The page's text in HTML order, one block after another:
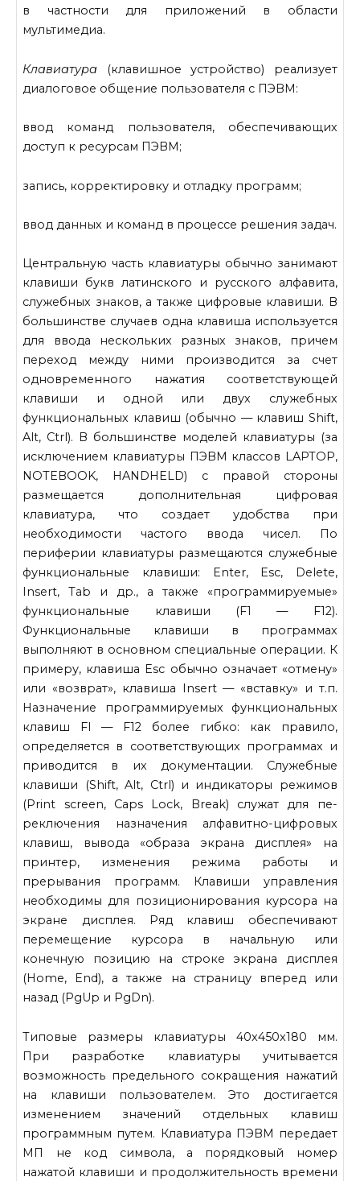
в частности для приложений в области
мультимедиа.
Клавиатура
(клавишное устройство) реализует
диалоговое общение пользователя с ПЭВМ:
ввод команд пользователя, обеспечивающих
доступ к ресурсам ПЭВМ;
запись, корректировку и отладку программ;
ввод данных и команд в процессе решения задач.
Центральную часть клавиатуры обычно занимают
клавиши букв латинского и русского алфавита,
служебных знаков, а также цифровые клавиши. В
большинстве случаев одна клавиша используется
для ввода нескольких разных знаков, причем
переход между ними производится за счет
одновременного нажатия соответ­ствующей
клавиши и одной или двух служебных
функциональных клавиш (обычно — клавиш Shift,
Alt, Ctrl). В большинстве моделей клавиатуры (за
исключением клавиатуры ПЭВМ классов LAPTOP,
NOTEBOOK, HANDHELD) с правой стороны
размещается дополни­тельная цифровая
клавиатура, что создает удобства при
необходимо­сти частого ввода чисел. По
периферии клавиатуры размещаются служебные
функциональные клавиши: Enter, Esc, Delete,
Insert, Tab и др., а также «программируемые»
функциональные клавиши (F1 — F12).
Функциональные клавиши в программах
выполняют в основ­ном специальные операции. К
примеру, клавиша Esc обычно означает «отмену»
или «возврат», клавиша Insert — «вставку» и т.п.
Назначе­ние программируемых функциональных
клавиш Fl — F12 более гиб­ко: как правило,
определяется в соответствующих программах и
приводится в их документации. Служебные
клавиши (Shift, Alt, Ctrl) и индикаторы режимов
(Print screen, Caps Lock, Break) служат для пе­
реключения назначения алфавитно-цифровых
клавиш, вывода «образа экрана дисплея» на
принтер, изменения режима работы и
прерывания программ. Клавиши управления
необходи­мы для позиционирования курсора на
экране дисплея. Ряд клавиш обеспечивают
перемещение курсора в начальную или
конечную по­зицию на строке экрана дисплея
(Home, End), а также на страницу вперед или
назад (PgUp и PgDn).
Типовые размеры клавиатуры 40x450x180 мм.
При разработке клавиатуры учитывается
возможность предельного сокращения на­жатий
на клавиши пользователем. Это достигается
изменением зна­чений отдельных клавиш
программным путем. Клавиатура ПЭВМ передает
МП не код символа, а порядковый номер
нажатой клавиши и продолжительность времени